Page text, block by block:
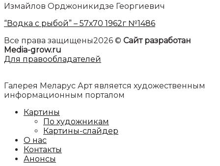
Измайлов Орджоникидзе Георгиевич
“Водка с рыбой” – 57х70 1962г №1486
Все права защищены2026 © Сайт разработан
Media-grow.ru
Для правообладателей
Галерея Меларус Арт является художественным
информационным порталом
Картины
По художникам
Картины-слайдер
О нас
Контакты
Анонсы